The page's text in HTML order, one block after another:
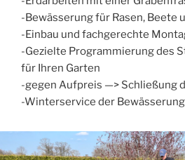
-Bewässerung für Rasen, Beete
-Einbau und fachgerechte
-Gezielte Programmierung des
für Ihren Garten
-gegen Aufpreis —> Schließung
-Winterservice der